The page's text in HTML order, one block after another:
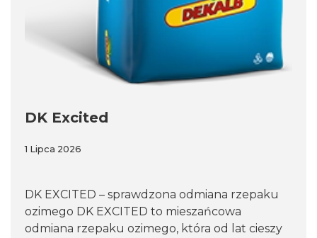
DK Excited
1 Lipca 2026
DK EXCITED – sprawdzona odmiana rzepaku
ozimego DK EXCITED to mieszańcowa
odmiana rzepaku ozimego, która od lat cieszy